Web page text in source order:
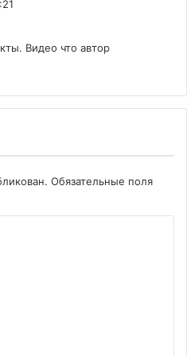
Видео что автор
Обязательные поля